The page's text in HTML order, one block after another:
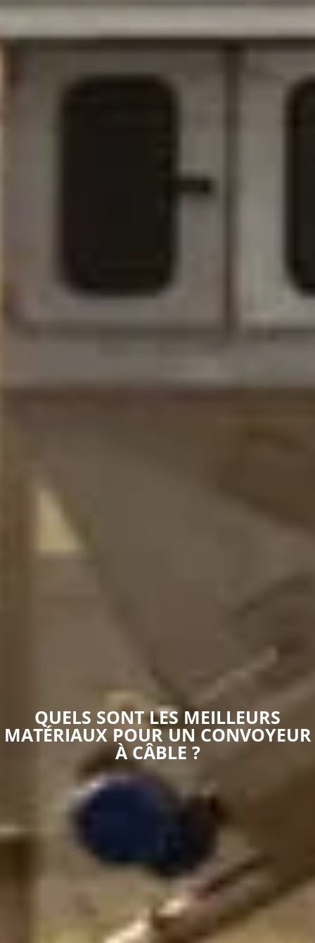
QUELS SONT LES MEILLEURS
MATÉRIAUX POUR UN CONVOYEUR
À CÂBLE ?